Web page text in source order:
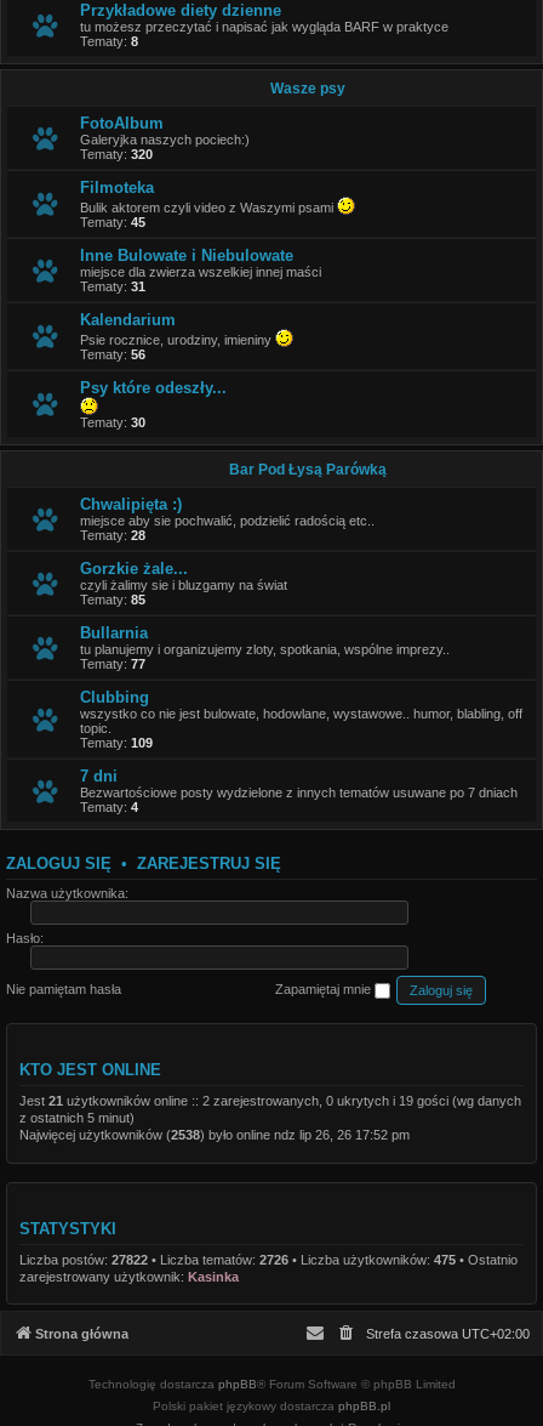
Przykładowe diety dzienne
tu możesz przeczytać i napisać jak wygląda BARF w praktyce
Tematy: 8
Wasze psy
FotoAlbum
Galeryjka naszych pociech:)
Tematy: 320
Filmoteka
Bulik aktorem czyli video z Waszymi psami
Tematy: 45
Inne Bulowate i Niebulowate
miejsce dla zwierza wszelkiej innej maści
Tematy: 31
Kalendarium
Psie rocznice, urodziny, imieniny
Tematy: 56
Psy które odeszły...
Tematy: 30
Bar Pod Łysą Parówką
Chwalipięta :)
miejsce aby sie pochwalić, podzielić radością etc..
Tematy: 28
Gorzkie żale...
czyli żalimy sie i bluzgamy na świat
Tematy: 85
Bullarnia
tu planujemy i organizujemy zloty, spotkania, wspólne imprezy..
Tematy: 77
Clubbing
wszystko co nie jest bulowate, hodowlane, wystawowe.. humor, blabling, off
topic.
Tematy: 109
7 dni
Bezwartościowe posty wydzielone z innych tematów usuwane po 7 dniach
Tematy: 4
ZALOGUJ SIĘ • ZAREJESTRUJ SIĘ
Nazwa użytkownika:
Hasło:
Nie pamiętam hasła Zapamiętaj mnie
KTO JEST ONLINE
Jest 21 użytkowników online :: 2 zarejestrowanych, 0 ukrytych i 19 gości (wg danych
z ostatnich 5 minut)
Najwięcej użytkowników (2538) było online ndz lip 26, 26 17:52 pm
STATYSTYKI
Liczba postów: 27822 • Liczba tematów: 2726 • Liczba użytkowników: 475 • Ostatnio
zarejestrowany użytkownik: Kasinka
Strona główna Strefa czasowa UTC+02:00
Technologię dostarcza phpBB® Forum Software © phpBB Limited
Polski pakiet językowy dostarcza phpBB.pl